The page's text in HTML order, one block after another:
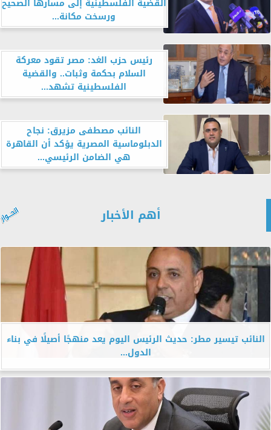
القضية الفلسطينية إلى مسارها الصحيح
ورسخت مكانة...
رئيس حزب الغد: مصر تقود معركة
السلام بحكمة وثبات.. والقضية
الفلسطينية تشهد...
النائب مصطفى مزيرق: نجاح
الدبلوماسية المصرية يؤكد أن القاهرة
هي الضامن الرئيسي...
أهم الأخبار
النائب تيسير مطر: حديث الرئيس اليوم يعد منهجًا أصيلًا في بناء
الدول...